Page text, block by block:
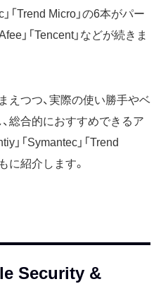
」「Trend Micro」の6本がパー
」「Tencent」などが続きま
えつつ、実際の使い勝手やベ
総合的におすすめできるア
」「Symantec」「Trend
に紹介します。
Security &